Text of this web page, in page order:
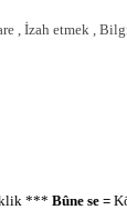
, İzah etmek ,
*** Bûne se =